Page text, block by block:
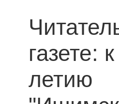
газете:
летию